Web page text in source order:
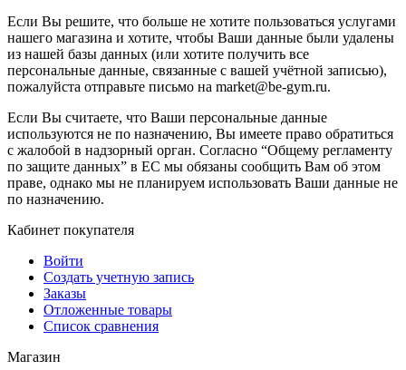
Если Вы решите, что больше не хотите пользоваться услугами
нашего магазина и хотите, чтобы Ваши данные были удалены
из нашей базы данных (или хотите получить все
персональные данные, связанные с вашей учётной записью),
пожалуйста отправьте письмо на market@be-gym.ru.
Если Вы считаете, что Ваши персональные данные
используются не по назначению, Вы имеете право обратиться
с жалобой в надзорный орган. Согласно “Общему регламенту
по защите данных” в ЕС мы обязаны сообщить Вам об этом
праве, однако мы не планируем использовать Ваши данные не
по назначению.
Кабинет покупателя
Войти
Создать учетную запись
Заказы
Отложенные товары
Список сравнения
Магазин